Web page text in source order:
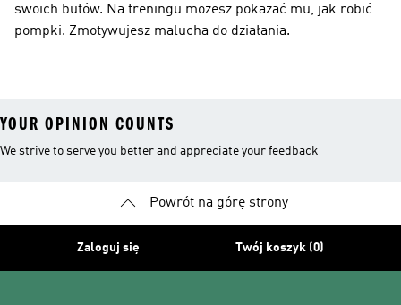
swoich butów. Na treningu możesz pokazać mu, jak robić
pompki. Zmotywujesz malucha do działania.
YOUR OPINION COUNTS
We strive to serve you better and appreciate your feedback
Powrót na górę strony
Zaloguj się Twój koszyk (0)